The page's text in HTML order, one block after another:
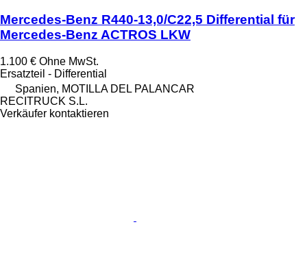
Mercedes-Benz R440-13,0/C22,5 Differential für
Mercedes-Benz ACTROS LKW
1.100 € Ohne MwSt.
Ersatzteil - Differential
Spanien, MOTILLA DEL PALANCAR
RECITRUCK S.L.
Verkäufer kontaktieren